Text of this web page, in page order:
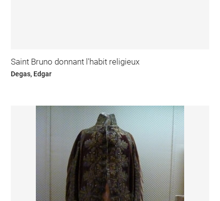
Saint Bruno donnant l'habit religieux
Degas, Edgar